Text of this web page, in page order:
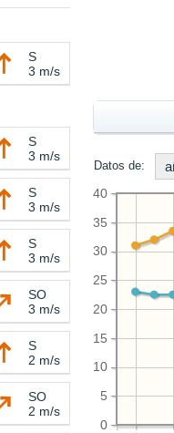
Datos de:
0
5
10
15
20
25
30
35
40
S
3 m/s
S
3 m/s
S
3 m/s
S
3 m/s
SO
3 m/s
S
2 m/s
SO
2 m/s